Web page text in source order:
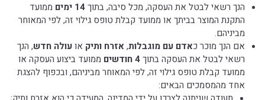
הנך רשאי לבטל את העסקה, מכל סיבה, בתוך14 ימים
ממועד
התקנת המוצר בביתך או ממועד קבלת טופס גילוי זה, לפי המאוחר
מביניהם.
אם הנך מוכר כאדם עם מוגבלות,אזרח ותיק אועולה חדש, הנך
רשאי לבטל את העסקה בתוך4 חודשים
ממועד ביצוע העסקה או
ממועד קבלת טופס גילוי זה, לפי המאוחר מביניהם, ובכפוף להצגת
אחד מהמסמכים הבאים: